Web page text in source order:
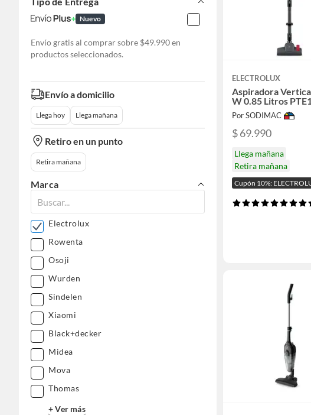
Nuevo
Envío gratis al comprar sobre $49.990 en
productos seleccionados.
Envío a domicilio
Llega hoy Llega mañana
Retiro en un punto
Retira mañana
Marca
Electrolux
Rowenta
Osoji
Wurden
Sindelen
Xiaomi
Black+decker
Midea
Mova
Thomas
+ Ver más
ELECTROLUX
Aspiradora
W 0.85 Litros
Por SODIMAC
$ 69.990
Llega mañana
Retira mañana
Cupón 10%: